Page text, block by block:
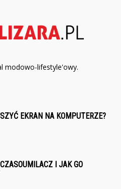
modowo-lifestyle'owy.
EKRAN NA KOMPUTERZE?
I JAK GO